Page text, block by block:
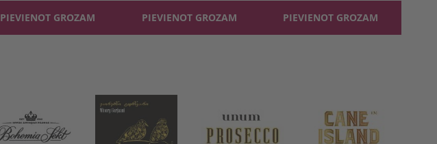
PIEVIENOT GROZAM PIEVIENOT GROZAM PIEVIENOT GROZAM